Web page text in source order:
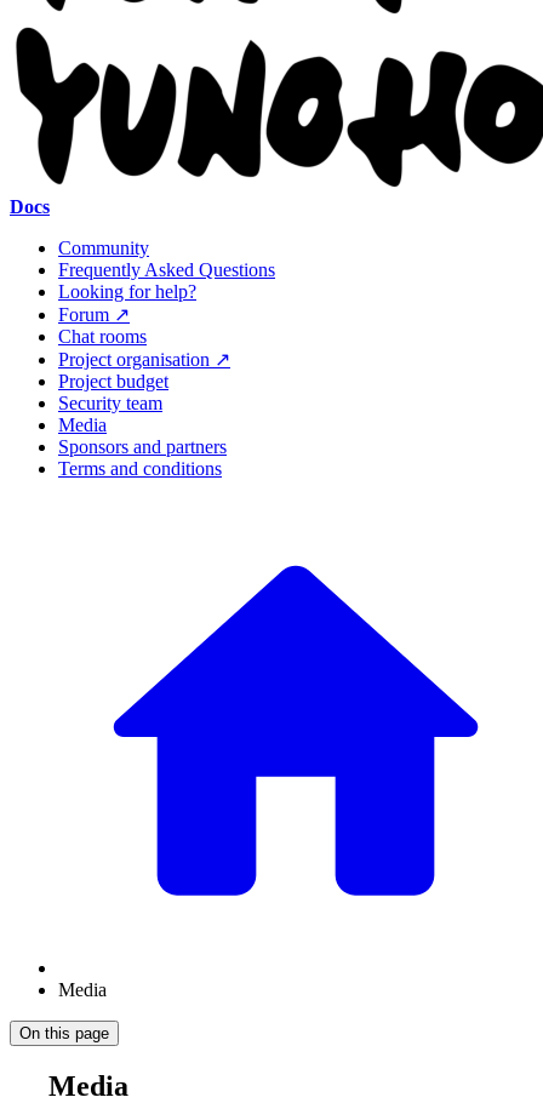
Docs
Community
Frequently Asked Questions
Looking for help?
Forum ↗
Chat rooms
Project organisation ↗
Project budget
Security team
Media
Sponsors and partners
Terms and conditions
Media
On this page
Media